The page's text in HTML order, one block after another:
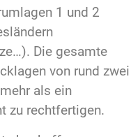
1 und 2
Die gesamte
von rund zwei
als ein
zu rechtfertigen.